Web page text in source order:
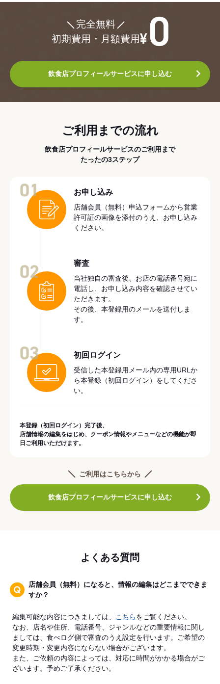
完全無料
初期費用・月額費用
飲食店プロフィールサービスに申し込む
ご利用までの流れ
飲食店プロフィールサービスのご利用まで
たったの3ステップ
お申し込み
店舗会員（無料）申込フォームから営業
許可証の画像を添付のうえ、お申し込み
ください。
審査
当社独自の審査後、お店の電話番号宛に
電話し、お申し込み内容を確認させてい
ただきます。
その後、本登録用のメールを送付しま
す。
初回ログイン
受信した本登録用メール内の専用URLか
ら本登録（初回ログイン）をしてくださ
い。
本登録（初回ログイン）完了後、
店舗情報の編集をはじめ、クーポン情報やメニューなどの機能が即
日ご利用いただけます。
ご利用はこちらから
飲食店プロフィールサービスに申し込む
よくある質問
店舗会員（無料）になると、情報の編集はどこまでできま
すか？
編集可能な内容につきましては、 こちらをご覧ください。
なお、店名や住所、電話番号、ジャンルなどの重要情報に関し
ましては、食べログ側で審査のうえ設定を行います。ご希望の
変更時期・変更内容にならない場合がございます。
また、ご依頼の内容によっては、対応に時間がかかる場合がご
ざいます。予めご了承ください。